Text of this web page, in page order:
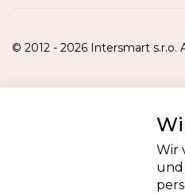
© 2012 - 2026 Intersmart s.r.o.
Wir
und